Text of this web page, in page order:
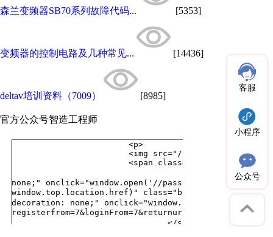
森兰变频器SB70系列故障代码... [5353]
变频器的控制电路及几种常见... [14436]
deltav培训资料（7009） [8985]
官方公众号智造工程师
客服
小程序
公众号